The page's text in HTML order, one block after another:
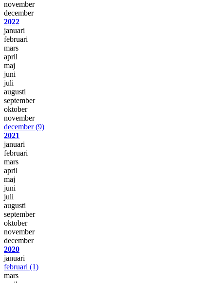
november
december
2022
januari
februari
mars
april
maj
juni
juli
augusti
september
oktober
november
december(9)
2021
januari
februari
mars
april
maj
juni
juli
augusti
september
oktober
november
december
2020
januari
februari (1)
mars